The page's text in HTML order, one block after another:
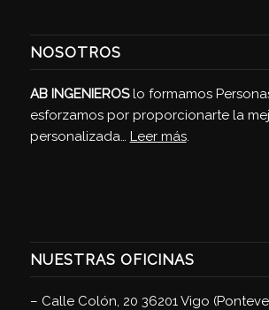
NOSOTROS
AB INGENIEROSlo formamos
esforzamos por proporcionarte la
personalizada… Leer más.
NUESTRAS OFICINAS
– Calle Colón, 20 36201 Vigo